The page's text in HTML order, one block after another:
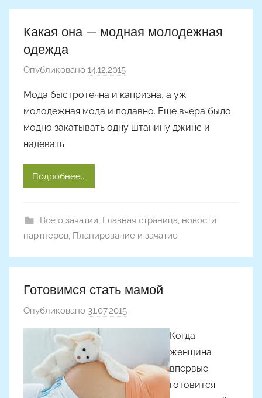
Какая она — модная молодежная
одежда
Опубликовано 14.12.2015
т
о
р
s
i
k
Мода быстротечна и капризна, а уж
молодежная мода и подавно. Еще вчера было
модно закатывать одну штанину джинс и
надевать
Подробнее...
Все о зачатии, Главная страница, новости
партнеров, Планирование и зачатие
Готовимся стать мамой
Опубликовано 31.07.2015
в
р
о
Когда
женщина
впервые
готовится